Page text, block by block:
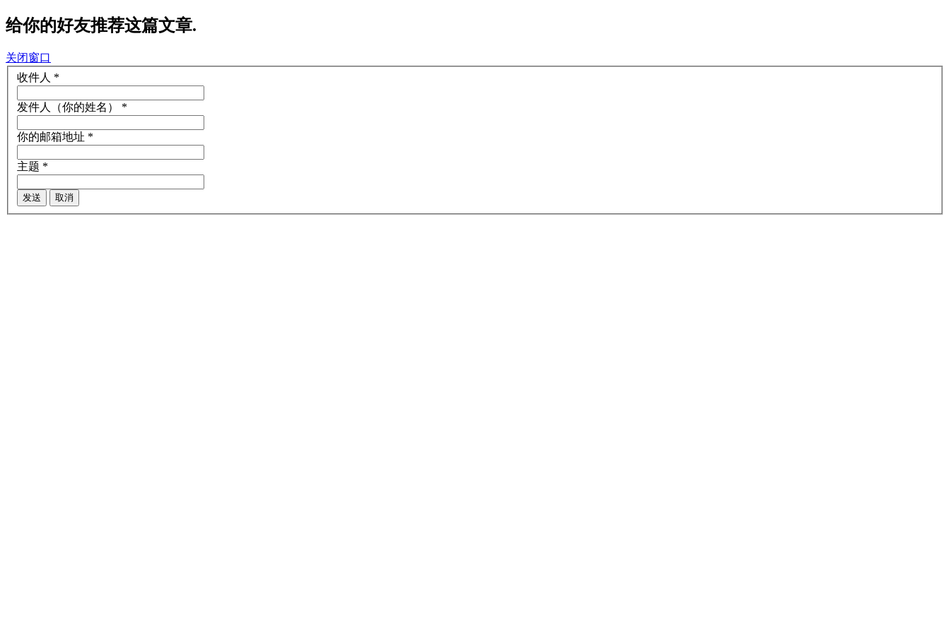
给你的好友推荐这篇文章.
关闭窗口
收件人 *
发件人（你的姓名） *
你的邮箱地址 *
主题 *
发送 取消